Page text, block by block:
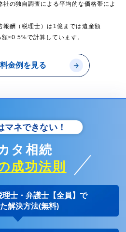
社の独自調査による平均的な価格帯によ
報酬（税理士）は1億までは遺産額
×0.5%で計算しています。
金例を見る
マネできない！
タ相続
成功法則
士・弁護士【全員】で
解決方法(無料)